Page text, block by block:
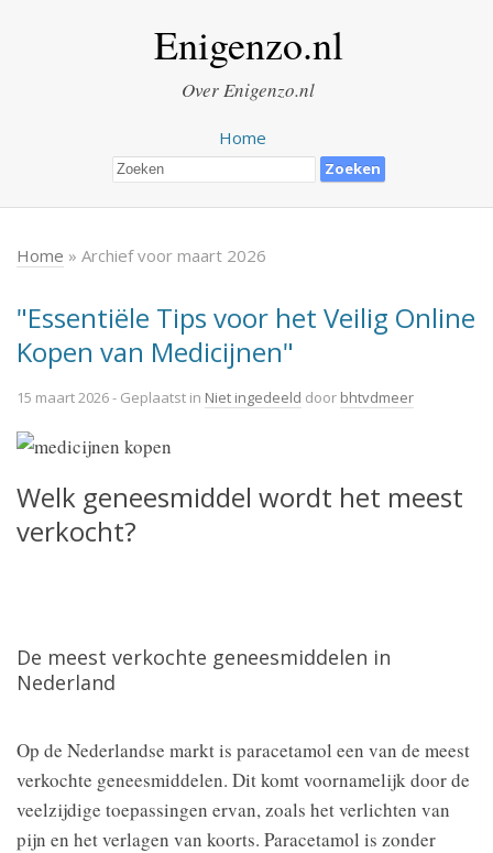
Enigenzo.nl
Over Enigenzo.nl
Home
Home » Archief voor maart 2026
"Essentiële Tips voor het Veilig Online
Kopen van Medicijnen"
15 maart 2026- Geplaatst in Niet ingedeeld door bhtvdmeer
Welk geneesmiddel wordt het meest
verkocht?
De meest verkochte geneesmiddelen in
Nederland
Op de Nederlandse markt is paracetamol een van de meest
verkochte geneesmiddelen. Dit komt voornamelijk door de
veelzijdige toepassingen ervan, zoals het verlichten van
pijn en het verlagen van koorts. Paracetamol is zonder